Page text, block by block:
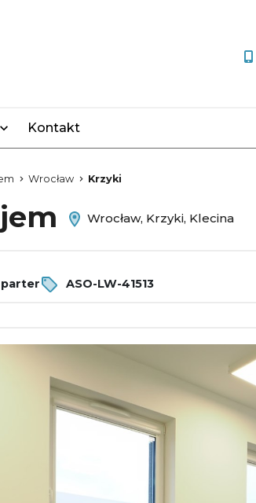
Kontakt
Wrocław Krzyki
Wrocław, Krzyki, Klecina
parter ASO-LW-41513